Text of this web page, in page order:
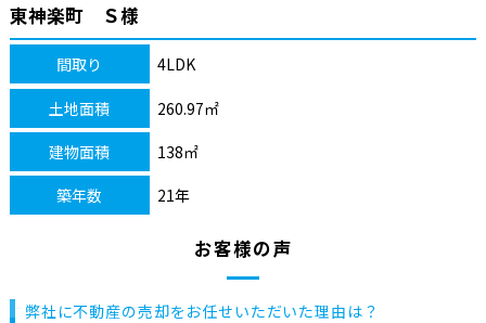
東神楽町 Ｓ様
間取り 4LDK
土地面積 260.97㎡
建物面積 138㎡
築年数 21年
お客様の声
弊社に不動産の売却をお任せいただいた理由は？